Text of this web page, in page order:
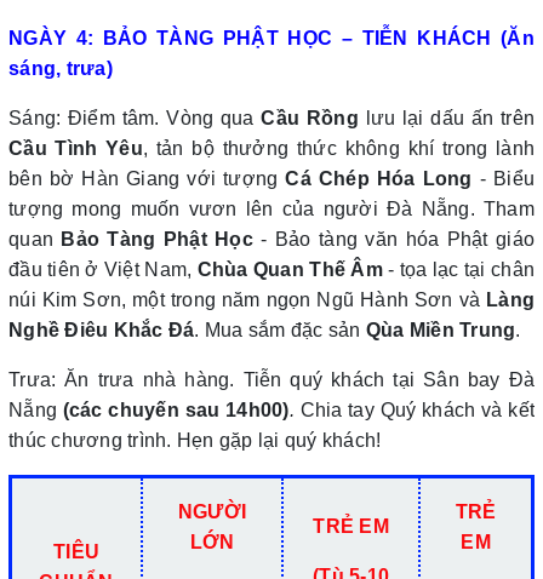
NGÀY 4: BẢO TÀNG PHẬT HỌC – TIỄN KHÁCH (Ăn
sáng, trưa)
Sáng: Điểm tâm. Vòng quaCầu Rồng lưu lại dấu ấn trên
Cầu Tình Yêu, tản bộ thưởng thức không khí trong lành
bên bờ Hàn Giang với tượngCá Chép Hóa Long - Biểu
tượng mong muốn vươn lên của người Đà Nẵng. Tham
quan Bảo Tàng Phật Học- Bảo tàng văn hóa Phật giáo
đầu tiên ở Việt Nam, Chùa Quan Thế Âm- tọa lạc tại chân
núi Kim Sơn, một trong năm ngọn Ngũ Hành Sơn và Làng
Nghề Điêu Khắc Đá. Mua sắm đặc sản Qùa Miền Trung.
Trưa: Ăn trưa nhà hàng. Tiễn quý khách tại Sân bay Đà
Nẵng (các chuyến sau 14h00). Chia tay Quý khách và kết
thúc chương trình. Hẹn gặp lại quý khách!
TIÊU
NGƯỜI
LỚN
TRẺ EM
TRẺ
EM